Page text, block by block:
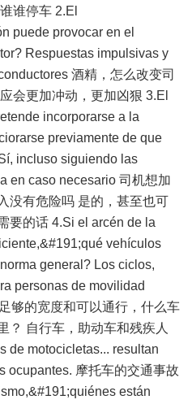
谁停车 2.El
puede provocar en el
Respuestas impulsivas y
酒精，怎么改变司
会更加冲动，更加凶狠 3.El
incorporarse a la
previamente de que
incluso siguiendo las
en caso necesario 司机想加
没有危险吗 是的，甚至也可
要的话 4.Si el arcén de la
vehículos
general? Los ciclos,
personas de movilidad
够的宽度和可以通行，什么车
？ 自行车，助动车和残疾人
de motocicletas... resultan
ocupantes. 摩托车的交通事故
están